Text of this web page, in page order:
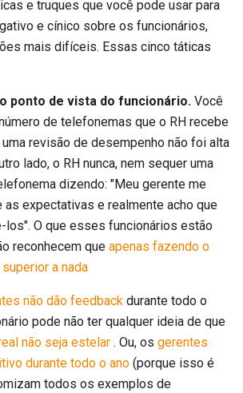
e truques que você pode usar para
e cínico sobre os funcionários,
mais difíceis. Essas cinco táticas
ponto de vista do funcionário. Você
de telefonemas que o RH recebe
revisão de desempenho não foi alta
lado, o RH nunca, nem sequer uma
dizendo: "Meu gerente me
expectativas e realmente acho que
los". O que esses funcionários estão
reconhecem que apenas fazendo o
a nada
não dão feedback durante todo o
pode não ter qualquer ideia de que
não seja estelar . Ou, os gerentes
durante todo o ano (porque isso é
todos os exemplos de